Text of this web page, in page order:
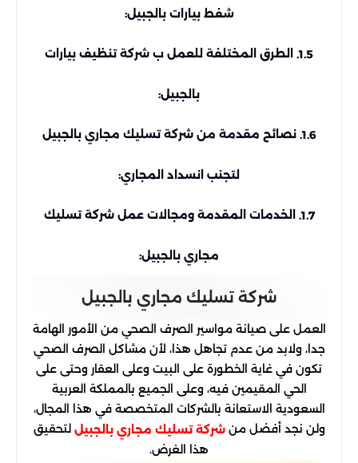
شفط بيارات بالجبيل:
1.5. الطرق المختلفة للعمل ب شركة تنظيف بيارات
بالجبيل:
1.6. نصائح مقدمة من شركة تسليك مجاري بالجبيل
لتجنب انسداد المجاري:
1.7. الخدمات المقدمة ومجالات عمل شركة تسليك
مجاري بالجبيل:
شركة تسليك مجاري بالجبيل
العمل على صيانة مواسير الصرف الصحي من الأمور الهامة
جدا، ولابد من عدم تجاهل هذا، لأن مشاكل الصرف الصحي
تكون في غاية الخطورة على البيت وعلى العقار وحتى على
الحي المقيمين فيه، وعلى الجميع بالمملكة العربية
السعودية الاستعانة بالشركات المتخصصة في هذا المجال،
ولن نجد أفضل منشركة تسليك مجاري بالجبيل لتحقيق
هذا الغرض.